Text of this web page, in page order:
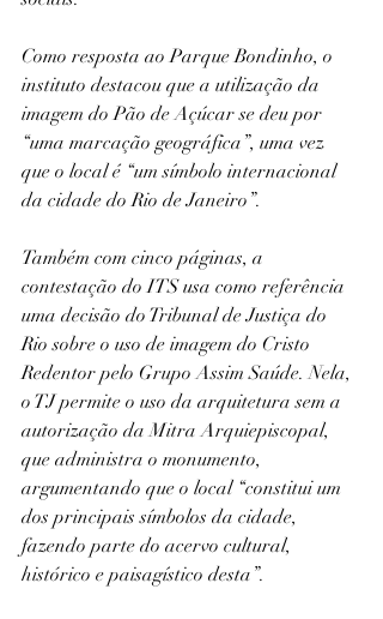
Como resposta ao Parque Bondinho, o
instituto destacou que a utilização da
imagem do Pão de Açúcar se deu por
“uma marcação geográfica”, uma vez
que o local é “um símbolo internacional
da cidade do Rio de Janeiro”.
Também com cinco páginas, a
contestação do ITS usa como referência
uma decisão do Tribunal de Justiça do
Rio sobre o uso de imagem do Cristo
Redentor pelo Grupo Assim Saúde. Nela,
o TJ permite o uso da arquitetura sem a
autorização da Mitra Arquiepiscopal,
que administra o monumento,
argumentando que o local “constitui um
dos principais símbolos da cidade,
fazendo parte do acervo cultural,
histórico e paisagístico desta”.